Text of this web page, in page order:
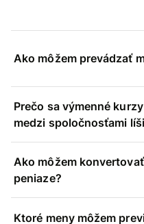
Ako môžem prevádzať
Prečo sa výmenné
medzi spoločnosťami
Ako môžem
peniaze?
Ktoré meny môžem